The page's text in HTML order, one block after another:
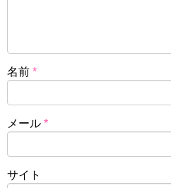
名前 *
メール *
サイト